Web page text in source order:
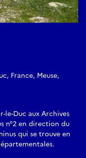
France, Meuse,
le-Duc aux Archives
n°2 en direction du
qui se trouve en